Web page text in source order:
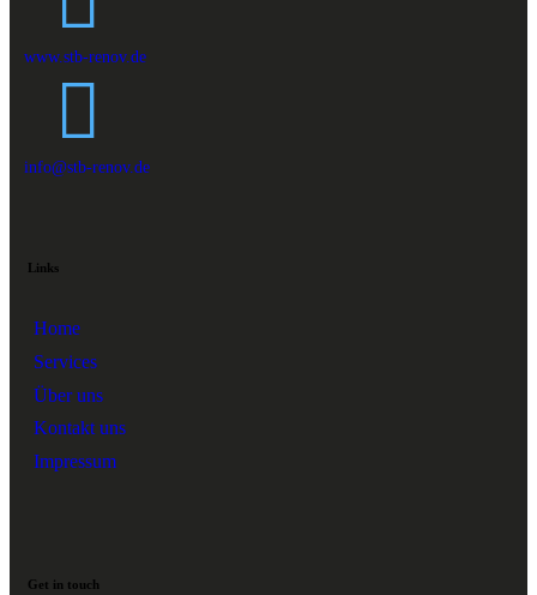
www.stb-renov.de
info@stb-renov.de
Links
Home
Services
Über uns
Kontakt uns
Impressum
Get in touch